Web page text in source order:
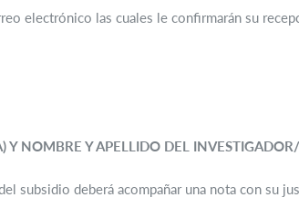
electrónico las cuales le confirmarán su
NOMBRE Y APELLIDO DEL
subsidio deberá acompañar una nota con su